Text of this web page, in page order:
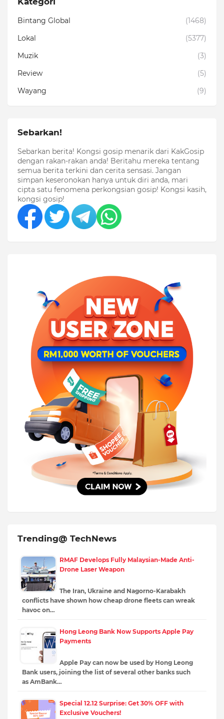
Bintang Global
(1468)
Lokal
(5377)
Muzik
(3)
Review
(5)
Wayang
(9)
Sebarkan!
Sebarkan berita! Kongsi gosip menarik dari KakGosip
dengan rakan-rakan anda! Beritahu mereka tentang
semua berita terkini dan cerita sensasi. Jangan
simpan keseronokan hanya untuk diri anda, mari
cipta satu fenomena perkongsian gosip! Kongsi kasih,
kongsi gosip!
Trending@ TechNews
RMAF Develops Fully Malaysian-Made Anti-
Drone Laser Weapon
The Iran, Ukraine and Nagorno-Karabakh
conflicts have shown how cheap drone fleets can wreak
havoc on…
Hong Leong Bank Now Supports Apple Pay
Payments
Apple Pay can now be used by Hong Leong
Bank users, joining the list of several other banks such
as AmBank…
Special 12.12 Surprise: Get 30% OFF with
Exclusive Vouchers!